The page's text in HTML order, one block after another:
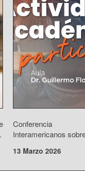
Conferencia
Interamericanos
13 Marzo 2026